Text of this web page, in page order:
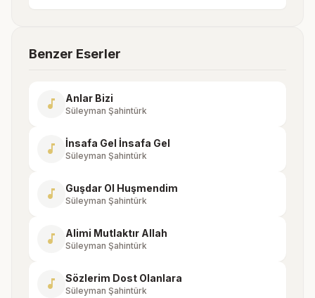
Benzer Eserler
music_note Anlar Bizi
Süleyman Şahintürk
music_note İnsafa Gel İnsafa Gel
Süleyman Şahintürk
music_note Guşdar Ol Huşmendim
Süleyman Şahintürk
music_note Alimi Mutlaktır Allah
Süleyman Şahintürk
music_note Sözlerim Dost Olanlara
Süleyman Şahintürk